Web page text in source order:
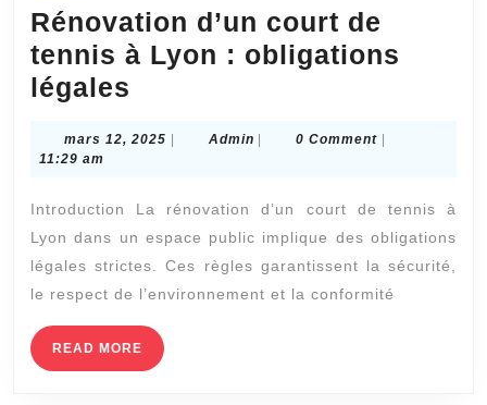
Lyon
?
Rénovation d’un court de
tennis à Lyon : obligations
légales
court
tennis
à
Lyon
obligations
légales
mars 12, 2025 mars
AdminAdmin0 Comment
11:29 am
Introduction La rénovation d’un court de tennis à
Lyon dans un espace public implique des obligations
légales strictes. Ces règles garantissent la sécurité,
le respect de l’environnement et la conformité
READ MORE READ
MORE